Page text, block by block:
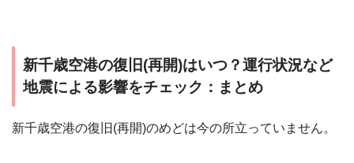
新千歳空港の復旧(再開)はいつ？運行状況など
地震による影響をチェック：まとめ
新千歳空港の復旧(再開)のめどは今の所立っていません。